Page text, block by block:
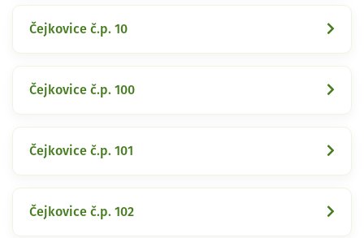
Čejkovice č.p. 10
Čejkovice č.p. 100
Čejkovice č.p. 101
Čejkovice č.p. 102